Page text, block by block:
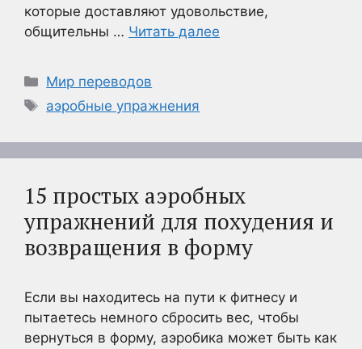
которые доставляют удовольствие,
общительны … Читать далее
Рубрики
Мир переводов
Метки
аэробные упражнения
15 простых аэробных
упражнений для похудения и
возвращения в форму
Если вы находитесь на пути к фитнесу и
пытаетесь немного сбросить вес, чтобы
вернуться в форму, аэробика может быть как